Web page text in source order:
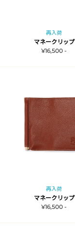
再入荷
マネークリップ
¥16,500 -
再入荷
マネークリップ
¥16,500 -